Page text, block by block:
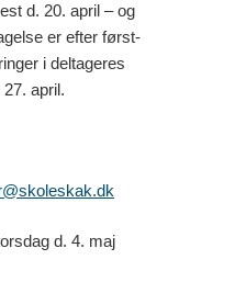
d. 20. april – og
er efter først-
i deltageres
april.
d. 4. maj